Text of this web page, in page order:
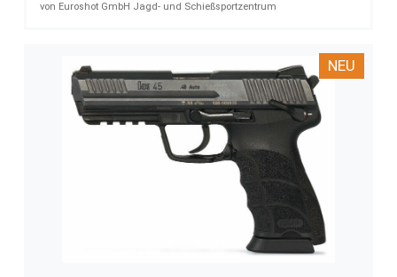
von Euroshot GmbH Jagd- und Schießsportzentrum
NEU